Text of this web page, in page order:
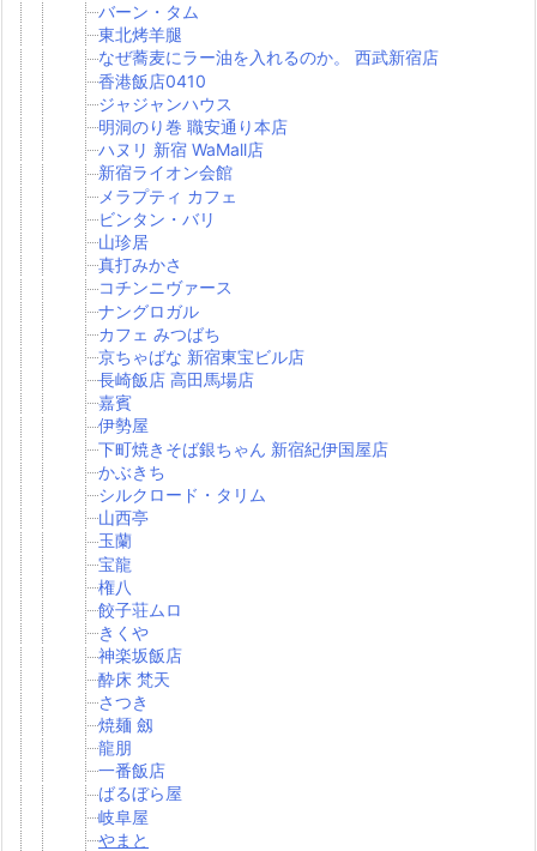
バーン・タム
東北烤羊腿
なぜ蕎麦にラー油を入れるのか。 西武新宿店
香港飯店0410
ジャジャンハウス
明洞のり巻 職安通り本店
ハヌリ 新宿 WaMall店
新宿ライオン会館
メラプティ カフェ
ビンタン・バリ
山珍居
真打みかさ
コチンニヴァース
ナングロガル
カフェ みつばち
京ちゃばな 新宿東宝ビル店
長崎飯店 高田馬場店
嘉賓
伊勢屋
下町焼きそば銀ちゃん 新宿紀伊国屋店
かぶきち
シルクロード・タリム
山西亭
玉蘭
宝龍
権八
餃子荘ムロ
きくや
神楽坂飯店
酔床 梵天
さつき
焼麺 劔
龍朋
一番飯店
ばるぼら屋
岐阜屋
やまと